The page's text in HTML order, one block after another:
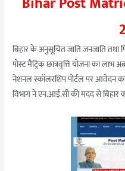
बिहार के अनुसूचित जाति जनजाति तथा
पोस्ट मैट्रिक छात्रवृत्ति योजना का
नेशनल स्कॉलरशिप पोर्टल पर आवेदन
विभाग ने एन.आई.सी की मदद से बिहार